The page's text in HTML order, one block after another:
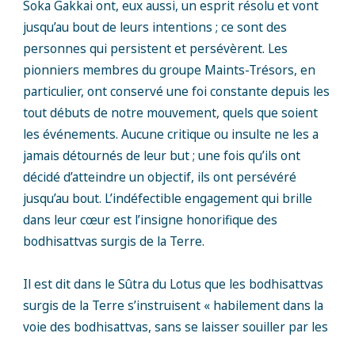
Soka Gakkai ont, eux aussi, un esprit résolu et vont
jusqu’au bout de leurs intentions ; ce sont des
personnes qui persistent et persévèrent. Les
pionniers membres du groupe Maints-Trésors, en
particulier, ont conservé une foi constante depuis les
tout débuts de notre mouvement, quels que soient
les événements. Aucune critique ou insulte ne les a
jamais détournés de leur but ; une fois qu’ils ont
décidé d’atteindre un objectif, ils ont persévéré
jusqu’au bout. L’indéfectible engagement qui brille
dans leur cœur est l’insigne honorifique des
bodhisattvas surgis de la Terre.
Il est dit dans le Sûtra du Lotus que les bodhisattvas
surgis de la Terre s’instruisent « habilement dans la
voie des bodhisattvas, sans se laisser souiller par les